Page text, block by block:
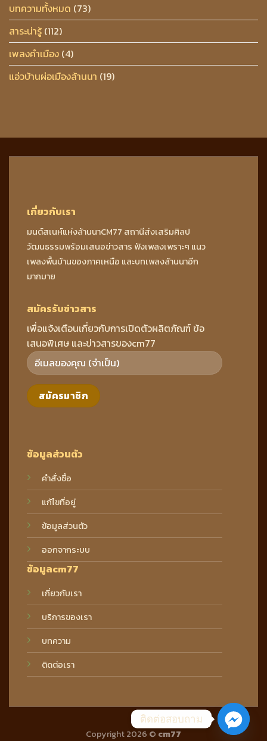
บทความทั้งหมด (73)
สาระน่ารู้ (112)
เพลงคำเมือง (4)
แอ่วบ้านผ่อเมืองล้านนา (19)
เกี่ยวกับเรา
มนต์สเนห์แห่งล้านนาCM77 สถานีส่งเสริมศิลป
วัฒนธรรมพร้อมเสนอข่าวสาร ฟังเพลงเพราะๆ แนว
เพลงพื้นบ้านของภาคเหนือ และบทเพลงล้านนาอีก
มากมาย
ข้อมูลส่วนตัว
คำสั่งซื้อ
แก้ไขที่อยู่
ข้อมูลส่วนตัว
ออกจากระบบ
ข้อมูลcm77
เกี่ยวกับเรา
บริการของเรา
บทความ
ติดต่อเรา
สมัครรับข่าวสาร
เพื่อแจ้งเตือนเกี่ยวกับการเปิดตัวผลิตภัณฑ์ ข้อ
เสนอพิเศษ และข่าวสารของcm77
Copyright 2026 © cm77
ติดต่อสอบถาม